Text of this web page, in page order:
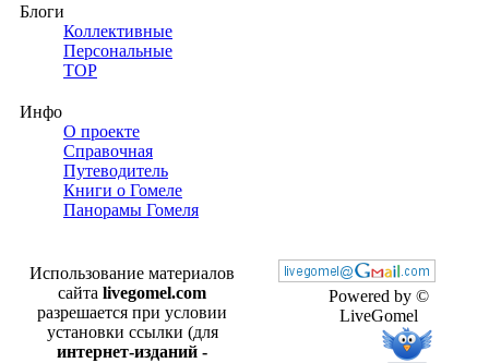
Блоги
Коллективные
Персональные
TOP
Инфо
О проекте
Справочная
Путеводитель
Книги о Гомеле
Панорамы Гомеля
Powered by ©
LiveGomel
Использование материалов
сайта livegomel.com
разрешается при условии
установки ссылки (для
интернет-изданий -